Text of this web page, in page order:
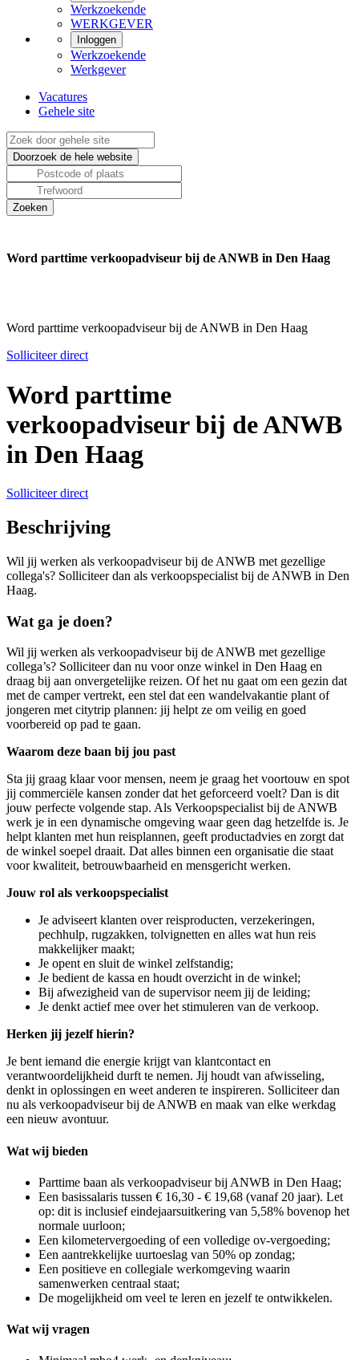
Werkzoekende
WERKGEVER
Inloggen
Werkzoekende
Werkgever
Vacatures
Gehele site
Word parttime verkoopadviseur bij de ANWB in Den Haag
Word parttime verkoopadviseur bij de ANWB in Den Haag
Solliciteer direct
Word parttime
verkoopadviseur bij de ANWB
in Den Haag
Solliciteer direct
Beschrijving
Wil jij werken als verkoopadviseur bij de ANWB met gezellige
collega's? Solliciteer dan als verkoopspecialist bij de ANWB in Den
Haag.
Wat ga je doen?
Wil jij werken als verkoopadviseurbij de ANWB met gezellige
collega’s? Solliciteer dan nu voor onze winkel in Den Haag en
draag bij aan onvergetelijke reizen. Of het nu gaat om een gezin dat
met de camper vertrekt, een stel dat een wandelvakantie plant of
jongeren met citytrip plannen: jij helpt ze om veilig en goed
voorbereid op pad te gaan.
Waarom deze baan bij jou past
Sta jij graag klaar voor mensen, neem je graag het voortouw en spot
jij commerciële kansen zonder dat het geforceerd voelt? Dan is dit
jouw perfecte volgende stap. Als Verkoopspecialist bij de ANWB
werk je in een dynamische omgeving waar geen dag hetzelfde is. Je
helpt klanten met hun reisplannen, geeft productadvies en zorgt dat
de winkel soepel draait. Dat alles binnen een organisatie die staat
voor kwaliteit, betrouwbaarheid en mensgericht werken.
Jouw rol als verkoopspecialist
Je adviseert klanten over reisproducten, verzekeringen,
pechhulp, rugzakken, tolvignetten en alles wat hun reis
makkelijker maakt;
Je opent en sluit de winkel zelfstandig;
Je bedient de kassa en houdt overzicht in de winkel;
Bij afwezigheid van de supervisor neem jij de leiding;
Je denkt actief mee over het stimuleren van de verkoop.
Herken jij jezelf hierin?
Je bent iemand die energie krijgt van klantcontact en
verantwoordelijkheid durft te nemen. Jij houdt van afwisseling,
denkt in oplossingen en weet anderen te inspireren. Solliciteer dan
nu als verkoopadviseur bij de ANWB en maak van elke werkdag
een nieuw avontuur.
Wat wij bieden
Parttime baan als verkoopadviseur bij ANWB in Den Haag;
Een basissalaris tussen € 16,30 - € 19,68 (vanaf 20 jaar). Let
op: dit is inclusief eindejaarsuitkering van 5,58% bovenop het
normale uurloon;
Een kilometervergoeding of een volledige ov-vergoeding;
Een aantrekkelijke uurtoeslag van 50% op zondag;
Een positieve en collegiale werkomgeving waarin
samenwerken centraal staat;
De mogelijkheid om veel te leren en jezelf te ontwikkelen.
Wat wij vragen